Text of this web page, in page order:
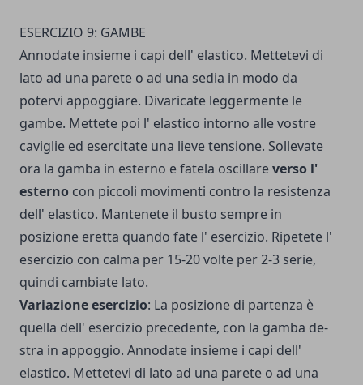
ESERCIZIO 9: GAMBE
Annodate insieme i capi dell' elastico. Mettetevi di
lato ad una parete o ad una sedia in modo da
potervi appoggiare. Divaricate leggermente le
gambe. Mettete poi l' elastico intorno alle vo­stre
caviglie ed esercitate una lieve ten­sione. Sollevate
ora la gamba in esterno e fatela oscillareverso l'
esterno con piccoli movi­menti contro la resistenza
dell' elastico. Mantenete il busto sempre in
posizione eretta quando fate l' esercizio. Ripetete l'
esercizio con calma per 15-20 volte per 2-3 serie,
quindi cambiate lato.
Variazione esercizio: La posizione di partenza è
quella del­l' esercizio precedente, con la gamba de­
stra in appoggio. Annodate insieme i capi dell'
elastico. Mettetevi di lato ad una parete o ad una